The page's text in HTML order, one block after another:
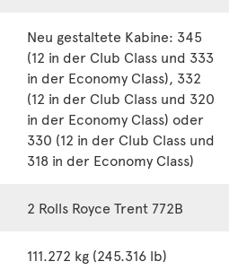
Neu gestaltete Kabine: 345
(12 in der Club Class und 333
in der Economy Class), 332
(12 in der Club Class und 320
in der Economy Class) oder
330 (12 in der Club Class und
318 in der Economy Class)
2 Rolls Royce Trent 772B
111.272 kg (245.316 lb)